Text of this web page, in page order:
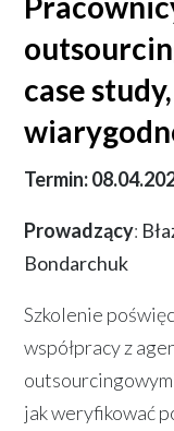
case
Termin:
Prowadzący:
Bondarchuk
Szkolenie
współpracy z
jak weryfikować